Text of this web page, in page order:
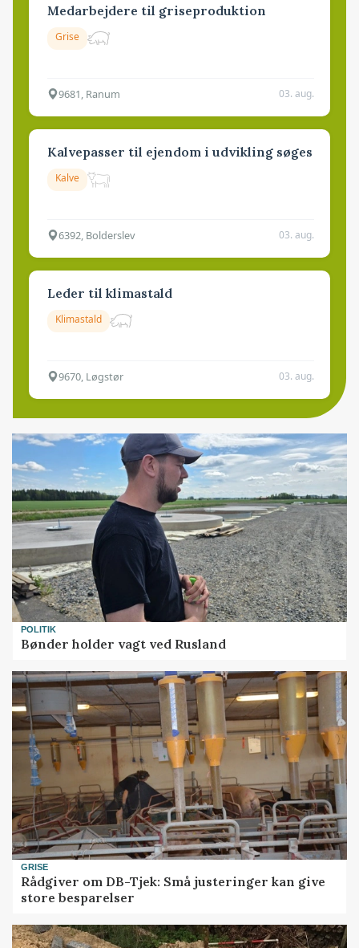
Medarbejdere til griseproduktion
Grise
9681, Ranum 03. aug.
Kalvepasser til ejendom i udvikling søges
Kalve
6392, Bolderslev 03. aug.
Leder til klimastald
Klimastald
9670, Løgstør 03. aug.
POLITIK
Bønder holder vagt ved Rusland
GRISE
Rådgiver om DB-Tjek: Små justeringer kan give
store besparelser